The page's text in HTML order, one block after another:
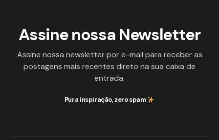
Assine nossa Newsletter
Assine nossa newsletter por e-mail para receber as
postagens mais recentes direto na sua caixa de
entrada.
Pura inspiração, zero spam